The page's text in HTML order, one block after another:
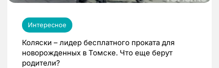
Интересное
Коляски – лидер бесплатного проката для
новорожденных в Томске. Что еще берут
родители?